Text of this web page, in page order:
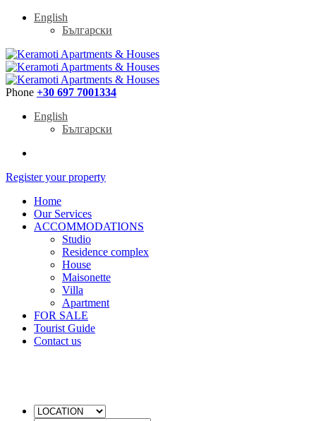
English
Български
Phone +30 697 7001334
English
Български
Register your property
Home
Our Services
ACCOMMODATIONS
Studio
Residence complex
House
Maisonette
Villa
Apartment
FOR SALE
Tourist Guide
Contact us